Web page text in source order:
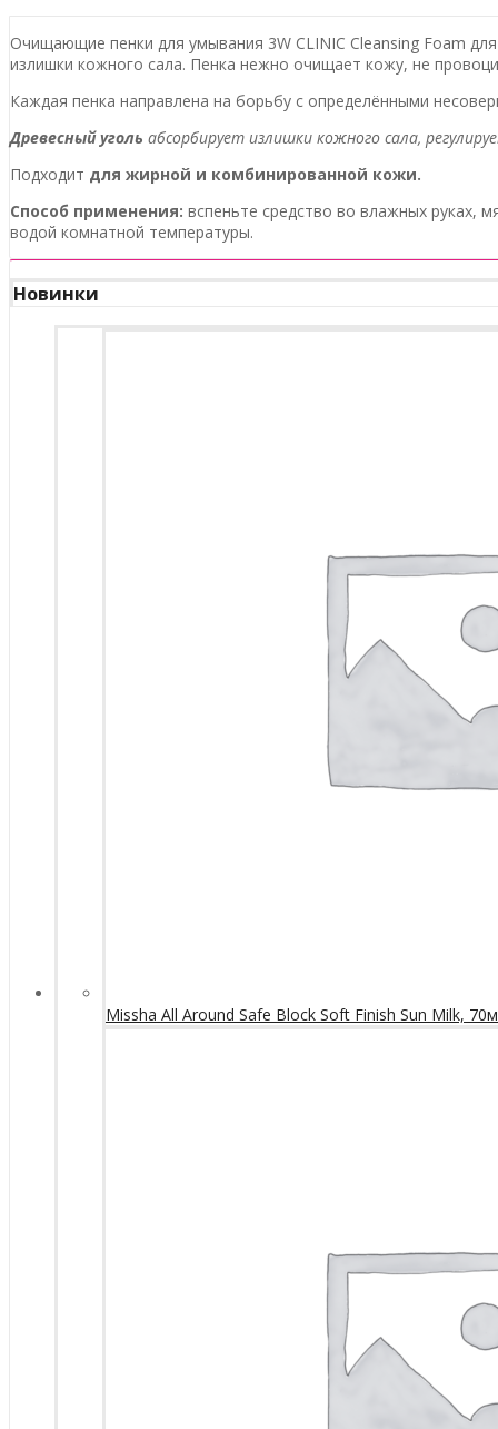
Очищающие пенки для умывания 3W CLINIC Cleansing Foam
излишки кожного сала. Пенка нежно очищает кожу, не
Каждая пенка направлена на борьбу с определёнными
Древесный уголь абсорбирует излишки кожного сала,
Подходит для жирной и комбинированной кожи.
Способ применения: вспеньте средство во влажных руках,
водой комнатной температуры.
Новинки
Missha All Around Safe Block Soft Finish Sun Milk,